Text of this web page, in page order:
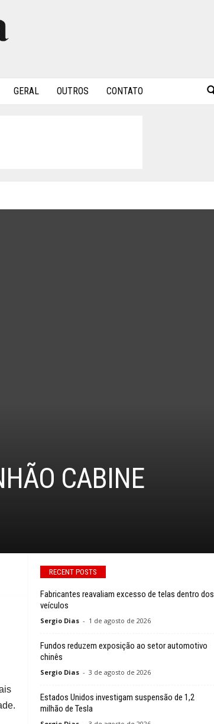
GERAL OUTROS CONTATO
CABINE
RECENT POSTS
Fabricantes reavaliam excesso de telas dentro dos
veículos
Sergio Dias - 1 de agosto de 2026
Fundos reduzem exposição ao setor automotivo
chinês
Sergio Dias - 3 de agosto de 2026
Estados Unidos investigam suspensão de 1,2
milhão de Tesla